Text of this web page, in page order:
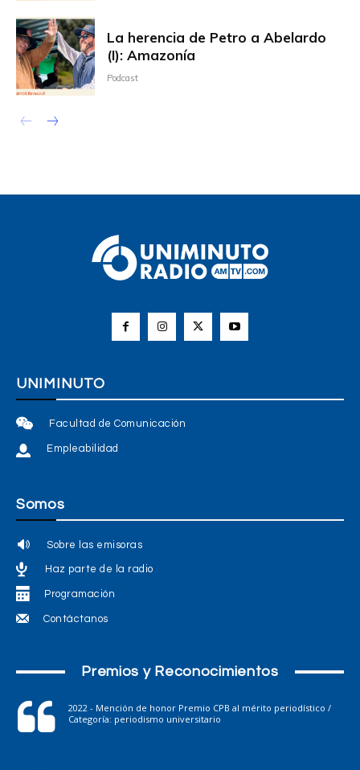
La herencia de Petro a Abelardo
(I): Amazonía
Podcast
UNIMINUTO
Facultad de Comunicación
Empleabilidad
Somos
Sobre las emisoras
Haz parte de la radio
Programación
Contáctanos
Premios y Reconocimientos
2022 - Mención de honor Premio CPB al mérito periodístico /
Categoría: periodismo universitario